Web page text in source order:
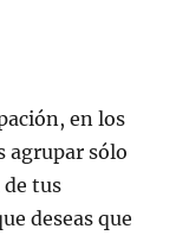
en los
agrupar sólo
de tus
deseas que